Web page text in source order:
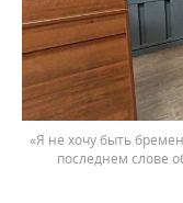
«Я не хочу быть
последнем слове